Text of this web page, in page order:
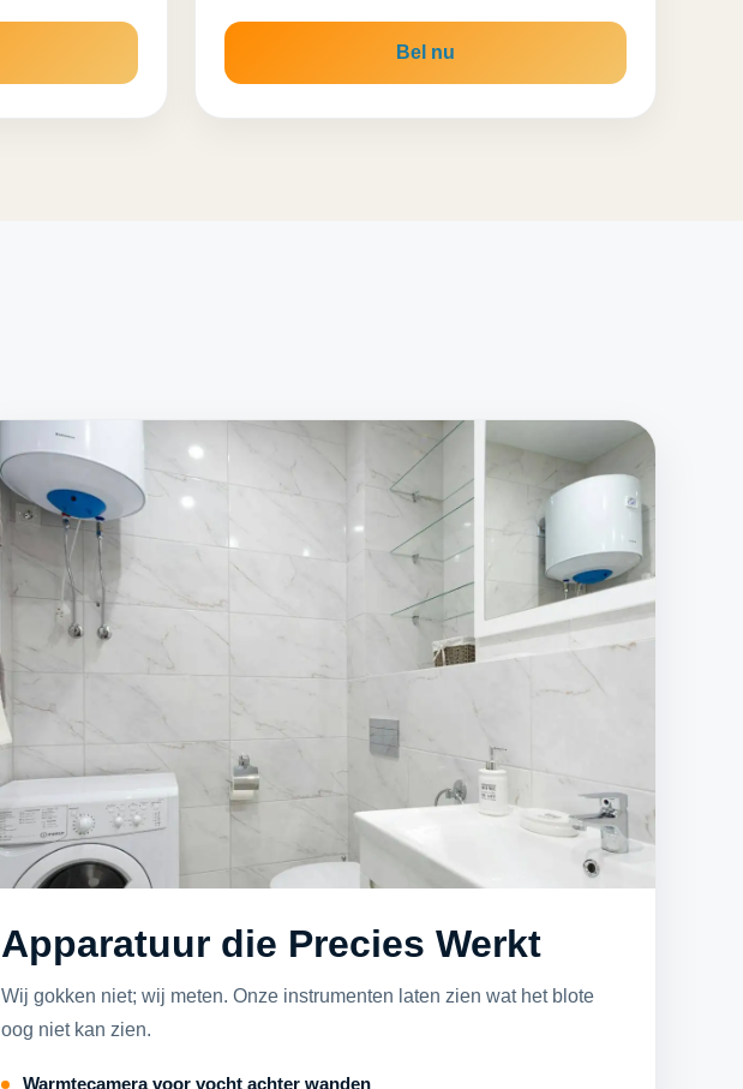
Bel nu
Apparatuur die Precies Werkt
Wij gokken niet; wij meten. Onze instrumenten laten zien wat het blote
oog niet kan zien.
Warmtecamera voor vocht achter wanden